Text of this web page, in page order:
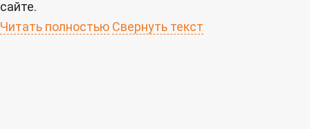
сайте.
Читать полностью Свернуть текст